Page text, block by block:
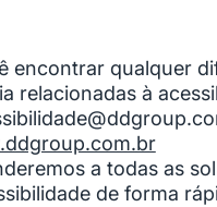
encontrar qualquer
relacionadas à
a todas as
de forma